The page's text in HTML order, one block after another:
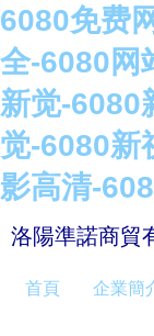
6080免费
全-6080网
新觉-6080
觉-6080新
影高清-
洛陽準諾商貿
首頁 企業簡